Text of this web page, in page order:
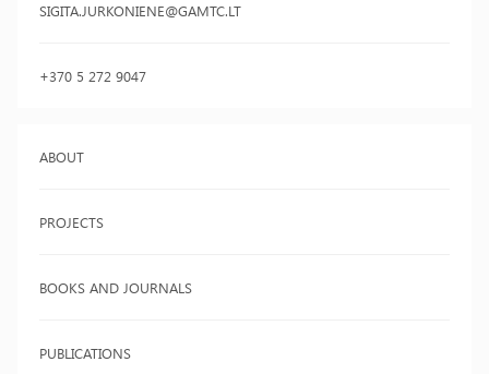
SIGITA.JURKONIENE@GAMTC.LT
+370 5 272 9047
ABOUT
PROJECTS
BOOKS AND JOURNALS
PUBLICATIONS